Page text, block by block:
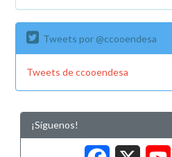
Tweets por @ccooendesa
Tweets de ccooendesa
¡Síguenos!